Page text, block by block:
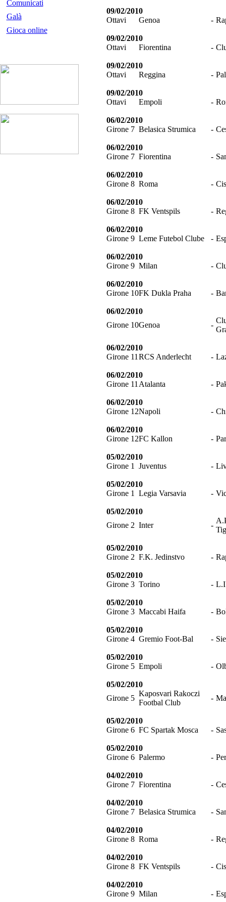
Comunicati
Galà
Gioca online
09/02/2010
Ottavi
Genoa -
09/02/2010
Ottavi
Fiorentina -
09/02/2010
Ottavi
Reggina -
09/02/2010
Ottavi
Empoli -
06/02/2010
Girone 7 Belasica Strumica -
06/02/2010
Girone 7 Fiorentina -
06/02/2010
Girone 8 Roma -
06/02/2010
Girone 8 FK Ventspils -
06/02/2010
Girone 9 Leme Futebol Clube -
06/02/2010
Girone 9 Milan -
06/02/2010
Girone 10FK Dukla Praha -
06/02/2010
Girone 10Genoa -
06/02/2010
Girone 11 RCS Anderlecht -
06/02/2010
Girone 11 Atalanta -
06/02/2010
Girone 12Napoli -
06/02/2010
Girone 12FC Kallon -
05/02/2010
Girone 1
Juventus -
05/02/2010
Girone 1
Legia Varsavia -
05/02/2010
Girone 2 Inter -
05/02/2010
Girone 2 F.K. Jedinstvo -
05/02/2010
Girone 3 Torino -
05/02/2010
Girone 3 Maccabi Haifa -
05/02/2010
Girone 4 Gremio Foot-Bal -
05/02/2010
Girone 5 Empoli -
05/02/2010
Girone 5
Kaposvari Rakoczi
Footbal Club
-
05/02/2010
Girone 6 FC Spartak Mosca -
05/02/2010
Girone 6 Palermo -
04/02/2010
Girone 7 Fiorentina -
04/02/2010
Girone 7 Belasica Strumica -
04/02/2010
Girone 8 Roma -
04/02/2010
Girone 8 FK Ventspils -
04/02/2010
Girone 9 Milan -